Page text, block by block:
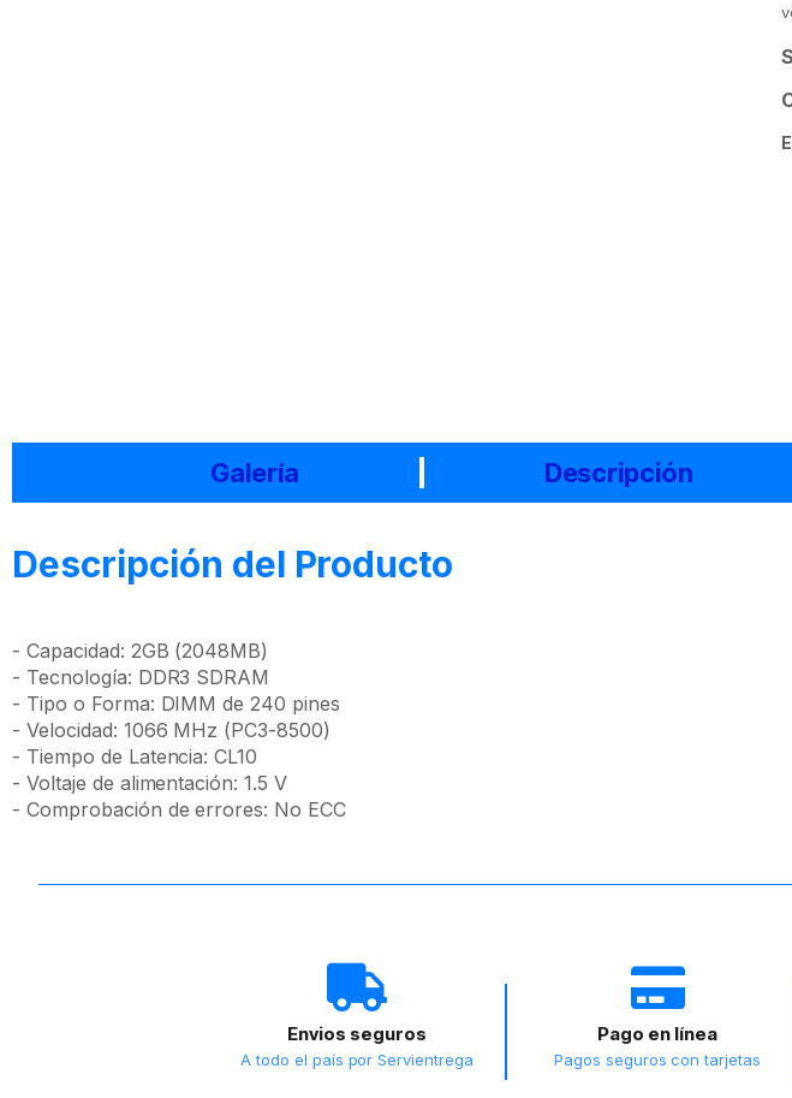
Galería Descripción
Descripción del Producto
- Capacidad: 2GB (2048MB)
- Tecnología: DDR3 SDRAM
- Tipo o Forma: DIMM de 240 pines
- Velocidad: 1066 MHz (PC3-8500)
- Tiempo de Latencia: CL10
- Voltaje de alimentación: 1.5 V
- Comprobación de errores: No ECC
Envios seguros
A todo el país por Servientrega
Pago en línea
Pagos seguros con tarjetas